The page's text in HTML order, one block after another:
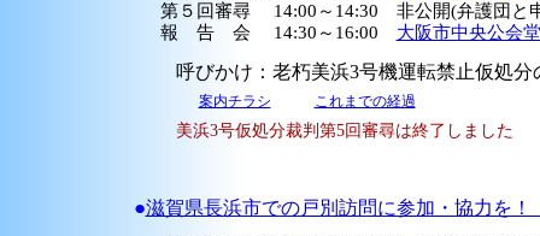
第５回審尋 14:00～14:30 非公開(弁護団と申
報 告 会 14:30～16:00 大阪市中央公会堂
呼びかけ：老朽美浜3号機運転禁止仮処分
案内チラシ これまでの経過
美浜3号仮処分裁判第5回審尋は終了しました
●滋賀県長浜市での戸別訪問に参加・協力を